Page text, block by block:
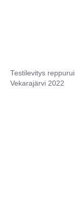
Testilevitys
Vekarajärvi 2022